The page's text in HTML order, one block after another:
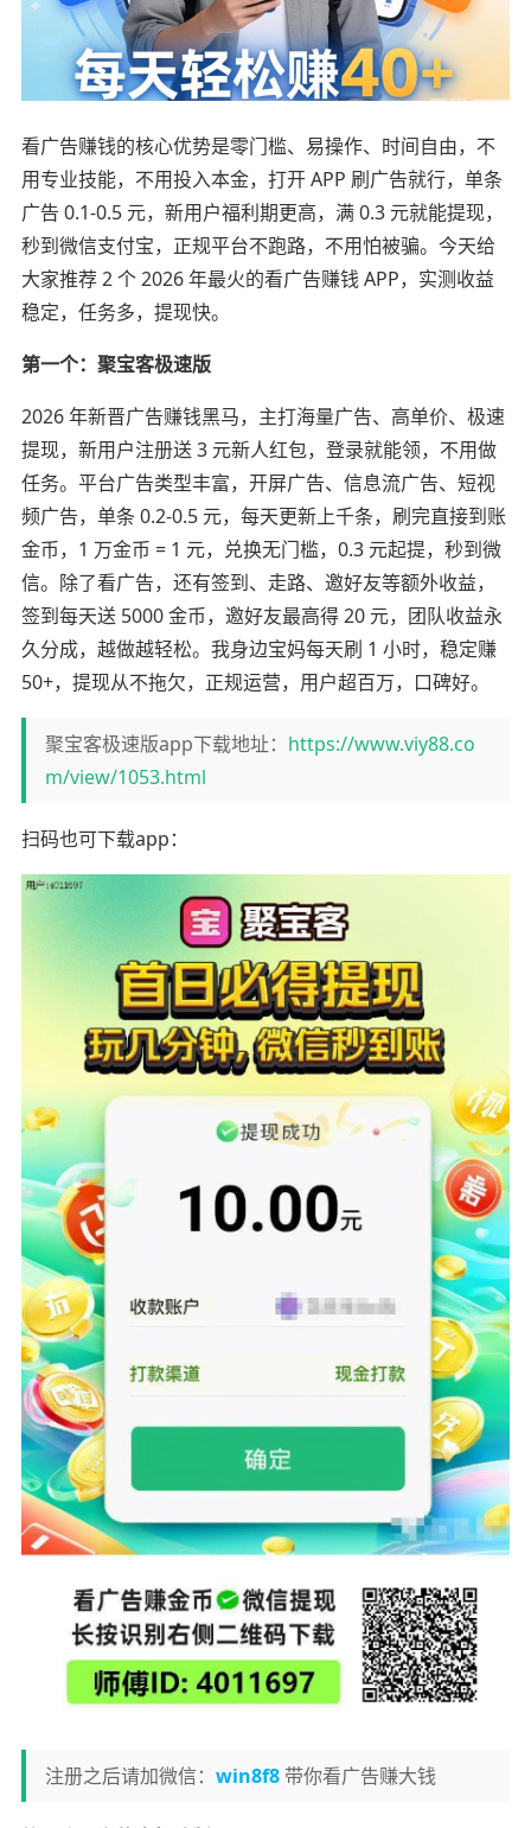
看广告赚钱的核心优势是零门槛、易操作、时间自由，不
用专业技能，不用投入本金，打开 APP 刷广告就行，单条
广告 0.1-0.5 元，新用户福利期更高，满 0.3 元就能提现，
秒到微信支付宝，正规平台不跑路，不用怕被骗。今天给
大家推荐 2 个 2026 年最火的看广告赚钱 APP，实测收益
稳定，任务多，提现快。
第一个：聚宝客极速版
2026 年新晋广告赚钱黑马，主打海量广告、高单价、极速
提现，新用户注册送 3 元新人红包，登录就能领，不用做
任务。平台广告类型丰富，开屏广告、信息流广告、短视
频广告，单条 0.2-0.5 元，每天更新上千条，刷完直接到账
金币，1 万金币 = 1 元，兑换无门槛，0.3 元起提，秒到微
信。除了看广告，还有签到、走路、邀好友等额外收益，
签到每天送 5000 金币，邀好友最高得 20 元，团队收益永
久分成，越做越轻松。我身边宝妈每天刷 1 小时，稳定赚
50+，提现从不拖欠，正规运营，用户超百万，口碑好。
聚宝客极速版app下载地址： https://www.viy88.co
m/view/1053.html
扫码也可下载app：
注册之后请加微信： win8f8带你看广告赚大钱